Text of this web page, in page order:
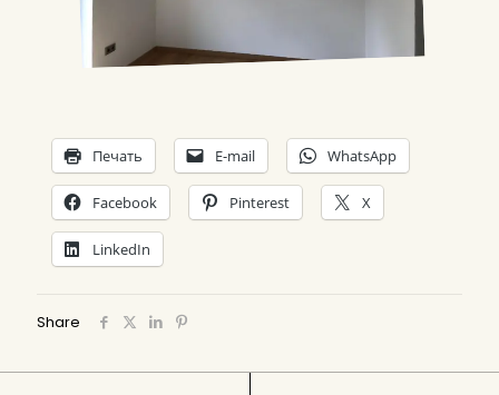
Печать E-mail WhatsApp
Facebook Pinterest X
LinkedIn
Share